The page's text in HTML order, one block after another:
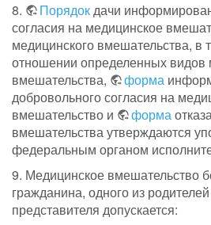
8.
Порядокдачи
согласия на медицинское
медицинского вмешательства, в
отношении определенных видов
вмешательства,
форма
добровольного согласия на
вмешательство и
форма
вмешательства утверждаются
федеральным органом
9. Медицинское вмешательство
гражданина, одного из
представителя допускается: